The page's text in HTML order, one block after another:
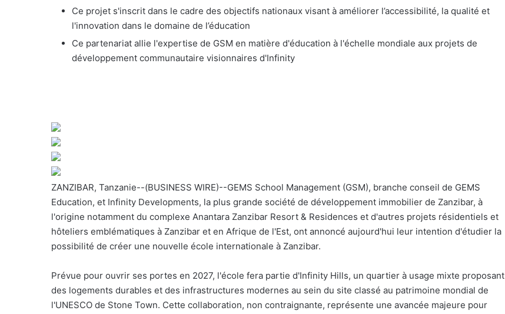
u
n
c
o
Ce projet s'inscrit dans le cadre des objectifs nationaux visant à améliorer l’accessibilité, la qualité et
l'innovation dans le domaine de l’éducation
Ce partenariat allie l'expertise de GSM en matière d'éducation à l'échelle mondiale aux projets de
développement communautaire visionnaires d'Infinity
ZANZIBAR, Tanzanie--(BUSINESS WIRE)--GEMS School Management (GSM), branche conseil de GEMS
Education, et Infinity Developments, la plus grande société de développement immobilier de Zanzibar, à
l'origine notamment du complexe Anantara Zanzibar Resort & Residences et d'autres projets résidentiels et
hôteliers emblématiques à Zanzibar et en Afrique de l'Est, ont annoncé aujourd'hui leur intention d'étudier la
possibilité de créer une nouvelle école internationale à Zanzibar.
Prévue pour ouvrir ses portes en 2027, l'école fera partie d'Infinity Hills, un quartier à usage mixte proposant
des logements durables et des infrastructures modernes au sein du site classé au patrimoine mondial de
l'UNESCO de Stone Town. Cette collaboration, non contraignante, représente une avancée majeure pour